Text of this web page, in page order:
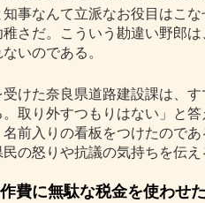
知事なんて立派なお役目はこ
稚さだ。こういう勘違い野郎
いのである。
けた奈良県道路建設課は、
取り外すつもりはない」と
前入りの看板をつけたので
の怒りや抗議の気持ちを伝
作費に無駄な税金を使わせ